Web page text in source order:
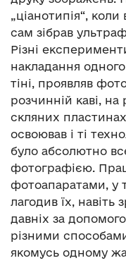
„ціанотипія“,
сам зібрав
Різні
накладання
тіні, проявляв
розчинній каві, на
скляних
освоював і ті
було абсолютно
фотографією.
фотоапаратами, у
лагодив їх,
давніх за
різними
якомусь одному